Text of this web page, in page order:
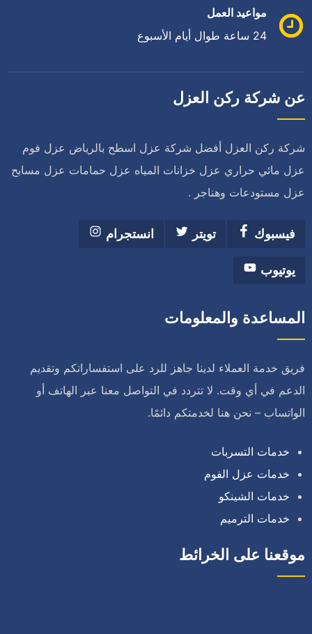
مواعيد العمل
24 ساعة طوال أيام الأسبوع
عن شركة ركن العزل
شركة ركن العزل أفضل شركة عزل اسطح بالرياض عزل فوم
عزل مائي حراري عزل خزانات المياه عزل حمامات عزل مسابح
عزل مستودعات وهناجر .
فيسبوك تويتر انستجرام
يوتيوب
المساعدة والمعلومات
فريق خدمة العملاء لدينا جاهز للرد على استفساراتكم وتقديم
الدعم في أي وقت. لا تتردد في التواصل معنا عبر الهاتف أو
الواتساب – نحن هنا لخدمتكم دائمًا.
خدمات التسربات
خدمات عزل الفوم
خدمات الشينكو
خدمات الترميم
موقعنا على الخرائط